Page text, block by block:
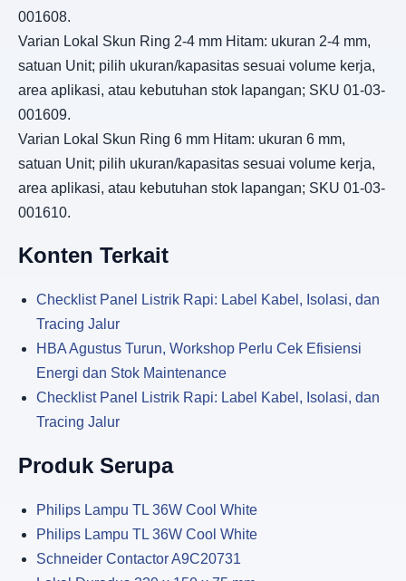
001608.
Varian Lokal Skun Ring 2-4 mm Hitam: ukuran 2-4 mm,
satuan Unit; pilih ukuran/kapasitas sesuai volume kerja,
area aplikasi, atau kebutuhan stok lapangan; SKU 01-03-
001609.
Varian Lokal Skun Ring 6 mm Hitam: ukuran 6 mm,
satuan Unit; pilih ukuran/kapasitas sesuai volume kerja,
area aplikasi, atau kebutuhan stok lapangan; SKU 01-03-
001610.
Konten Terkait
Checklist Panel Listrik Rapi: Label Kabel, Isolasi, dan
Tracing Jalur
HBA Agustus Turun, Workshop Perlu Cek Efisiensi
Energi dan Stok Maintenance
Checklist Panel Listrik Rapi: Label Kabel, Isolasi, dan
Tracing Jalur
Produk Serupa
Philips Lampu TL 36W Cool White
Philips Lampu TL 36W Cool White
Schneider Contactor A9C20731